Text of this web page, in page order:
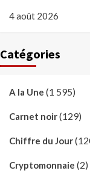
4 août 2026
Catégories
A la Une (1 595)
Carnet noir(129)
Chiffre du Jour
Cryptomonnaie (2)